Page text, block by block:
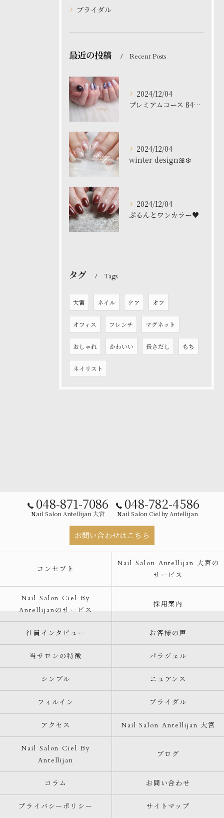
ブライダル
最近の投稿 Recent Posts
2024/12/04
プレミアムコース 8480円
2024/12/04
winter design🎀❄️
2024/12/04
ぷるんとワンカラー♥️
タグ Tags
大宮 ネイル ケア オフ
オフィス フレンチ マグネット
おしゃれ かわいい 長さだし もち
ネイリスト
048-871-7086
Nail Salon Antellijan 大宮
048-782-4586
Nail Salon Ciel by Antellijan
お問い合わせはこちら
コンセプト
Nail Salon Antellijan 大宮の
サービス
Nail Salon Ciel By
Antellijanのサービス
採用案内
社員インタビュー お客様の声
当サロンの特徴 パラジェル
シンプル ニュアンス
フィルイン ブライダル
アクセス Nail Salon Antellijan 大宮
Nail Salon Ciel By
Antellijan
ブログ
コラム お問い合わせ
プライバシーポリシー サイトマップ